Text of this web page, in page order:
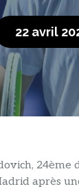
22 avril
24ème
après